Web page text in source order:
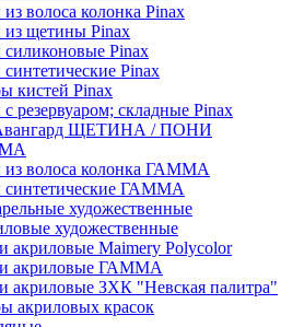
волоса колонка Pinax
из щетины Pinax
силиконовые Pinax
Pinax
кистей Pinax
резервуаром; складные Pinax
ЩЕТИНА / ПОНИ
из волоса колонка ГАММА
синтетические ГАММА
художественные
художественные
акриловые Maimery Polycolor
акриловые ГАММА
акриловые ЗХК "Невская палитра"
акриловых красок